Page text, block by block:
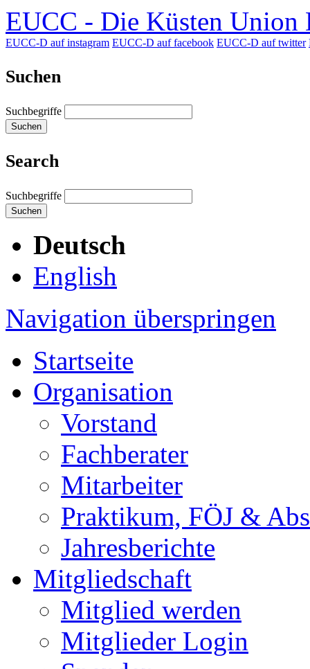
EUCC - Die Küsten Union
EUCC-D auf instagram EUCC-D auf facebook EUCC-D auf twitter
Suchen
Suchbegriffe
Suchen
Search
Suchbegriffe
Suchen
Deutsch
English
Navigation überspringen
Startseite
Organisation
Vorstand
Fachberater
Mitarbeiter
Praktikum, FÖJ &
Jahresberichte
Mitgliedschaft
Mitglied werden
Mitglieder Login